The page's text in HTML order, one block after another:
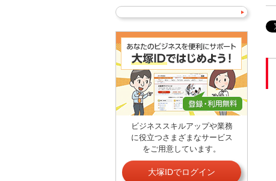
ビジネススキルアップや業務
に役立つさまざまなサービス
をご用意しています。
大塚IDでログイン